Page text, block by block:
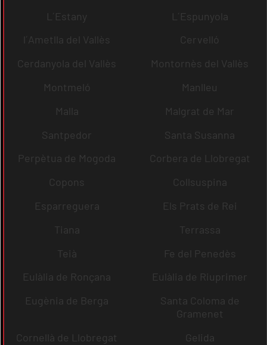
L´Estany
L´Espunyola
l´Ametlla del Vallès
Cervelló
Cerdanyola del Vallès
Montornès del Vallès
Montmeló
Manlleu
Malla
Malgrat de Mar
Santpedor
Santa Susanna
Perpètua de Mogoda
Corbera de Llobregat
Copons
Collsuspina
Esparreguera
Els Prats de Rei
Tiana
Terrassa
Teià
Fe del Penedès
Eulàlia de Ronçana
Eulàlia de Riuprimer
Eugènia de Berga
Santa Coloma de
Gramenet
Cornellà de Llobregat
Gelida